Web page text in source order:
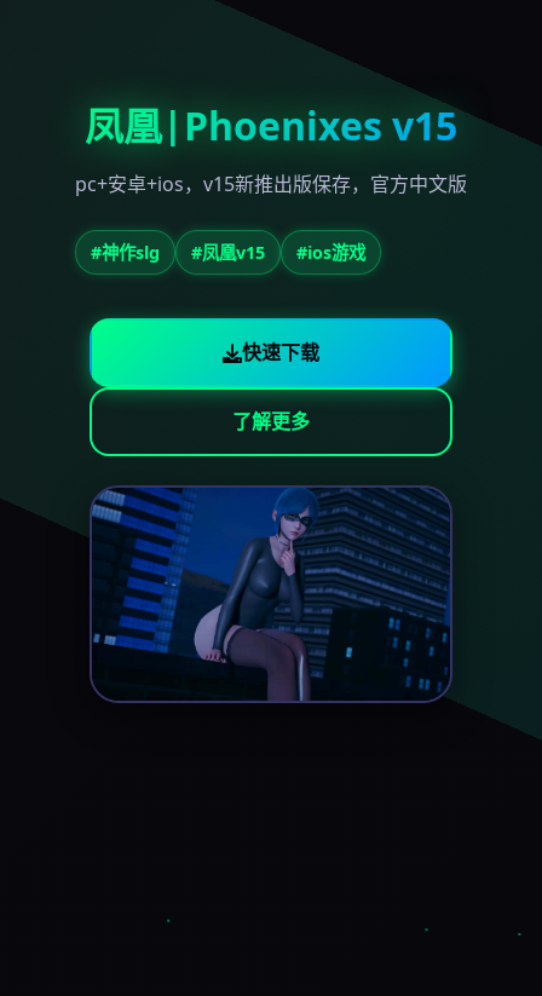
凤凰|Phoenixes v15
pc+安卓+ios，v15新推出版保存，官方中文版
#神作slg #凤凰v15 #ios游戏
快速下载
了解更多